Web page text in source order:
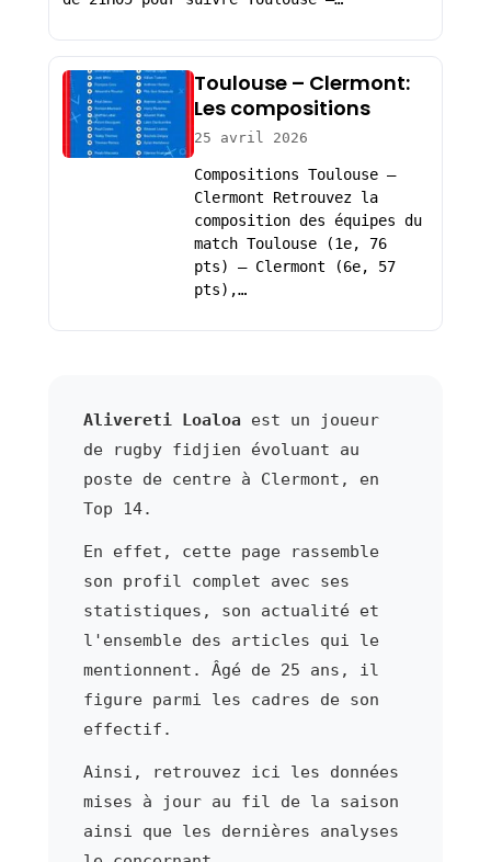
Toulouse – Clermont:
Les compositions
25 avril 2026
Compositions Toulouse –
Clermont Retrouvez la
composition des équipes du
match Toulouse (1e, 76
pts) – Clermont (6e, 57
pts),…
Alivereti Loaloa est un joueur
de rugby fidjien évoluant au
poste de centre à Clermont, en
Top 14.
En effet, cette page rassemble
son profil complet avec ses
statistiques, son actualité et
l'ensemble des articles qui le
mentionnent. Âgé de 25 ans, il
figure parmi les cadres de son
effectif.
Ainsi, retrouvez ici les données
mises à jour au fil de la saison
ainsi que les dernières analyses